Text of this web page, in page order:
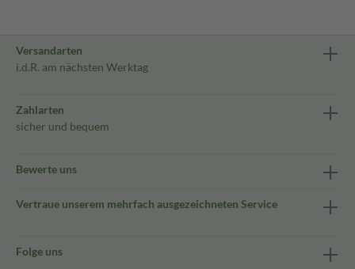
Versandarten
i.d.R. am nächsten Werktag
Zahlarten
sicher und bequem
Bewerte uns
Vertraue unserem mehrfach ausgezeichneten Service
Folge uns